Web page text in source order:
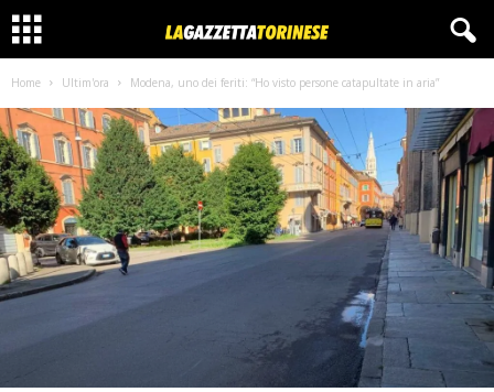
Home Ultim'ora Modena, uno dei feriti: “Ho visto persone catapultate in aria”